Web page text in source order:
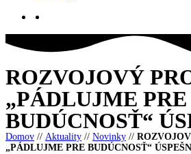
ROZVOJOVÝ
„PÁDLUJME PRE
BUDÚCNOSŤ“
Domov // Aktuality // Novinky //
„PÁDLUJME PRE BUDÚCNOSŤ“